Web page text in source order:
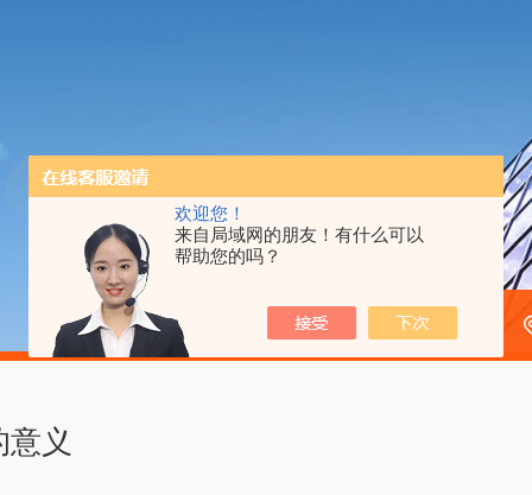
欢迎您！
来自局域网的朋友！有什么可以
帮助您的吗？
义